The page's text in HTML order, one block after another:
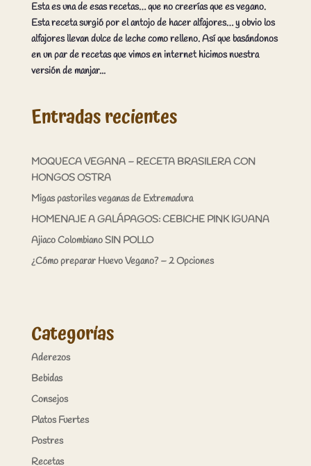
Esta es una de esas recetas… que no creerías que es vegano.
Esta receta surgió por el antojo de hacer alfajores… y obvio los
alfajores llevan dulce de leche como relleno. Así que basándonos
en un par de recetas que vimos en internet hicimos nuestra
versión de manjar...
Entradas recientes
MOQUECA VEGANA – RECETA BRASILERA CON
HONGOS OSTRA
Migas pastoriles veganas de Extremadura
HOMENAJE A GALÁPAGOS: CEBICHE PINK IGUANA
Ajiaco Colombiano SIN POLLO
¿Cómo preparar Huevo Vegano? – 2 Opciones
Categorías
Aderezos
Bebidas
Consejos
Platos Fuertes
Postres
Recetas